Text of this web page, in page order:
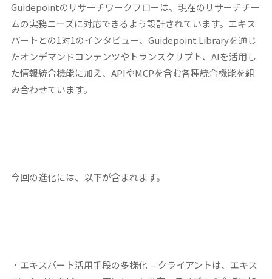
Guidepointのリサーチワークフローは、現在のリサーチチー
ムの実務ニーズに対応できるよう設計されています。エキス
パートとの1対1のインタビュー、Guidepoint Libraryを通じ
たオンデマンドコンテンツやトランスクリプト、AIを活用し
た情報統合機能に加え、APIやMCPを含む各種統合機能を組
み合わせています。
今回の進化には、以下が含まれます。
・エキスパート活用手段の多様化 – クライアントは、エキス